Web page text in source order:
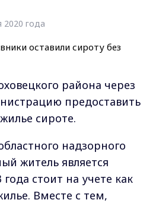
2020 года
района через
предоставить
сироте.
надзорного
житель является
года стоит на учете как
Вместе с тем,